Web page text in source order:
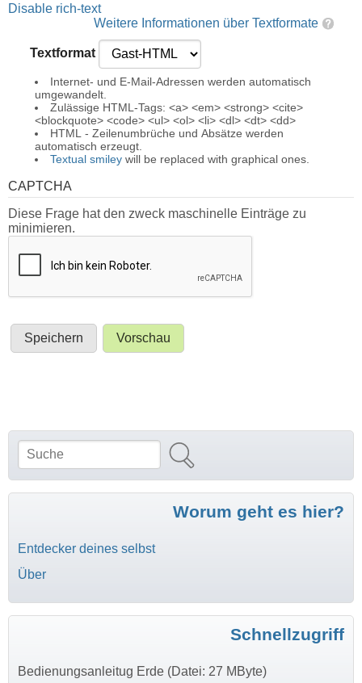
Disable rich-text
Weitere Informationen über Textformate
Textformat
Internet- und E-Mail-Adressen werden automatisch
umgewandelt.
Zulässige HTML-Tags: <a> <em> <strong> <cite>
<blockquote> <code> <ul> <ol> <li> <dl> <dt> <dd>
HTML - Zeilenumbrüche und Absätze werden
automatisch erzeugt.
Textual smiley will be replaced with graphical ones.
CAPTCHA
Diese Frage hat den zweck maschinelle Einträge zu
minimieren.
Suchformular
Suche
Worum geht es hier?
Entdecker deines selbst
Über
Schnellzugriff
Bedienungsanleitug Erde (Datei: 27 MByte)